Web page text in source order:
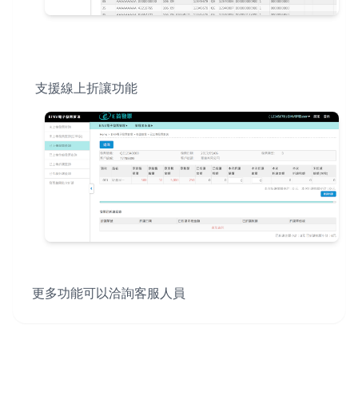
支援線上折讓功能
更多功能可以洽詢客服人員